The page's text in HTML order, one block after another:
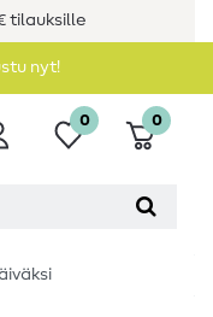
tilauksille
nyt!
0 0